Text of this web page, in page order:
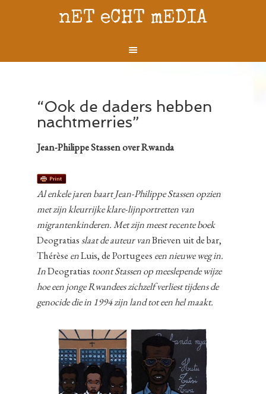
nET eCHT mEDIA
“Ook de daders hebben
nachtmerries”
Jean-Philippe Stassen over Rwanda
Al enkele jaren baart Jean-Philippe Stassen opzien
met zijn kleurrijke klare-lijnportretten van
migrantenkinderen. Met zijn meest recente boek
Deogratiasslaat de auteur vanBrieven uit de bar,
Thérèse enLuis, de Portugees een nieuwe weg in.
InDeogratias toont Stassen op meeslepende wijze
hoe een jonge Rwandees zichzelf verliest tijdens de
genocide die in 1994 zijn land tot een hel maakt.